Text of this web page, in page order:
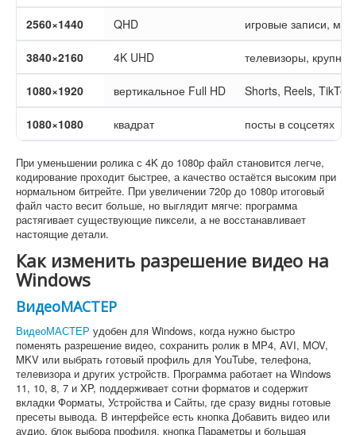
2560×1440 QHD игровые записи,
3840×2160 4K UHD телевизоры,
1080×1920 вертикальное Full HD Shorts, Reels, TikTok
1080×1080 квадрат посты в соцсетях
При уменьшении ролика с 4K до 1080p файл становится легче,
кодирование проходит быстрее, а качество остаётся высоким при
нормальном битрейте. При увеличении 720p до 1080p итоговый
файл часто весит больше, но выглядит мягче: программа
растягивает существующие пиксели, а не восстанавливает
настоящие детали.
Как изменить разрешение видео на
Windows
ВидеоМАСТЕР
ВидеоМАСТЕР удобен для Windows, когда нужно быстро
поменять разрешение видео, сохранить ролик в MP4, AVI, MOV,
MKV или выбрать готовый профиль для YouTube, телефона,
телевизора и других устройств. Программа работает на Windows
11, 10, 8, 7 и XP, поддерживает сотни форматов и содержит
вкладки Форматы, Устройства и Сайты, где сразу видны готовые
пресеты вывода. В интерфейсе есть кнопка Добавить видео или
аудио, блок выбора профиля, кнопка Параметры и большая